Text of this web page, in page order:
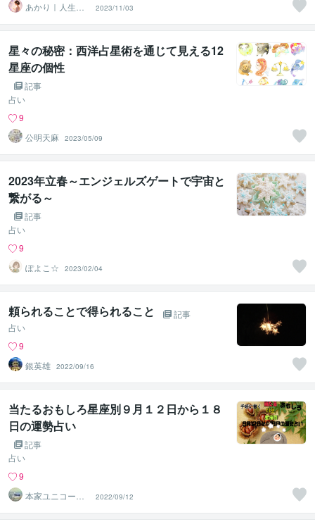
あかり｜人生の
取扱説明書鑑定
2023/11/03
星々の秘密：西洋占星術を通じて見える12
星座の個性
記事
占い
9
公明天麻
2023/05/09
2023年立春～エンジェルズゲートで宇宙と
繋がる～
記事
占い
9
ぽよこ☆
2023/02/04
頼られることで得られること
記事
占い
9
銀英雄 2022/09/16
当たるおもしろ星座別９月１２日から１８
日の運勢占い
記事
占い
9
本家ユニコーン
の使者桜10周年
ありがとう
2022/09/12